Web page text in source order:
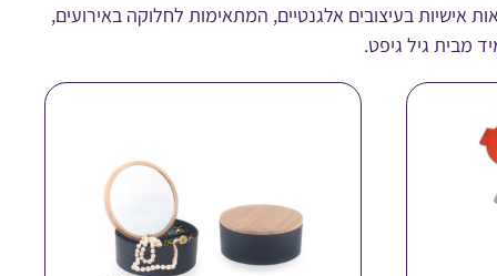
אישיות בעיצובים אלגנטיים, המתאימות לחלוקה באירועים,
מבית גיל גיפט.